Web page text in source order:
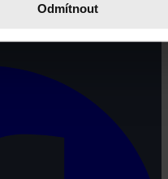
Odmítnout
nejenom právní